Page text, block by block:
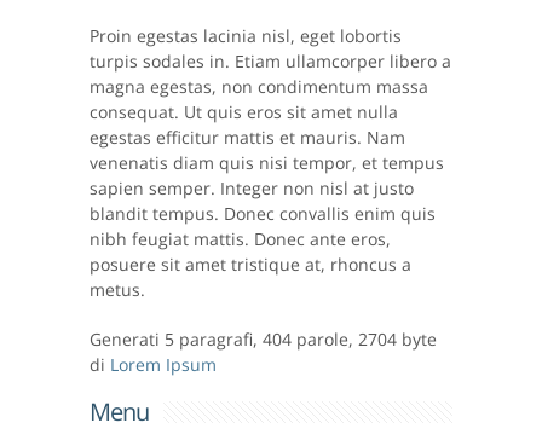
Proin egestas lacinia nisl, eget lobortis
turpis sodales in. Etiam ullamcorper libero a
magna egestas, non condimentum massa
consequat. Ut quis eros sit amet nulla
egestas efficitur mattis et mauris. Nam
venenatis diam quis nisi tempor, et tempus
sapien semper. Integer non nisl at justo
blandit tempus. Donec convallis enim quis
nibh feugiat mattis. Donec ante eros,
posuere sit amet tristique at, rhoncus a
metus.
Generati 5 paragrafi, 404 parole, 2704 byte
di Lorem Ipsum
Menu